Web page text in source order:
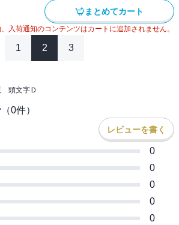
まとめてカート
入荷通知のコンテンツはカートに追加されません。
1 2 3
頭文字Ｄ
（0件）
レビューを書く
0
0
0
0
0